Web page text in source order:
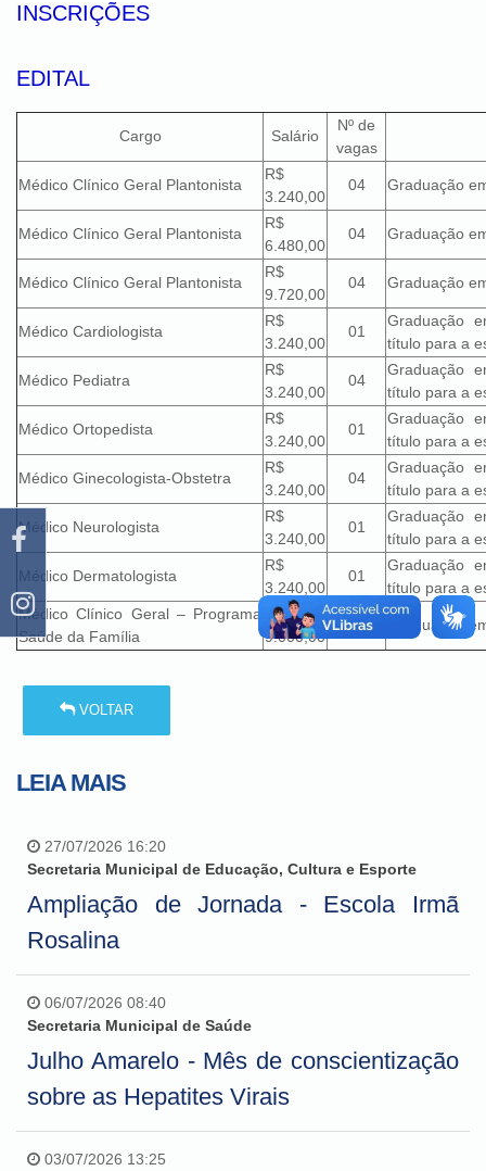
INSCRIÇÕES
EDITAL
Cargo Salário
Nº de
vagas
Médico Clínico Geral Plantonista
R$
3.240,00
04 Graduação
Médico Clínico Geral Plantonista
R$
6.480,00
04 Graduação
Médico Clínico Geral Plantonista
R$
9.720,00
04 Graduação
Médico Cardiologista
R$
3.240,00
01
Graduação
título para a
Médico Pediatra
R$
3.240,00
04
Graduação
título para a
Médico Ortopedista
R$
3.240,00
01
Graduação
título para a
Médico Ginecologista-Obstetra
R$
3.240,00
04
Graduação
título para a
Médico Neurologista
R$
3.240,00
01
Graduação
título para a
Médico Dermatologista
R$
3.240,00
01
Graduação
título para a
Médico Clínico Geral – Programa
Saúde da Família
R$
9.000,00
04 Graduação
VOLTAR
LEIA MAIS
27/07/2026 16:20
Secretaria Municipal de Educação, Cultura e Esporte
Ampliação de Jornada - Escola Irmã
Rosalina
06/07/2026 08:40
Secretaria Municipal de Saúde
Julho Amarelo - Mês de conscientização
sobre as Hepatites Virais
03/07/2026 13:25